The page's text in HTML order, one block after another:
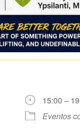
15:00 –
Eventos